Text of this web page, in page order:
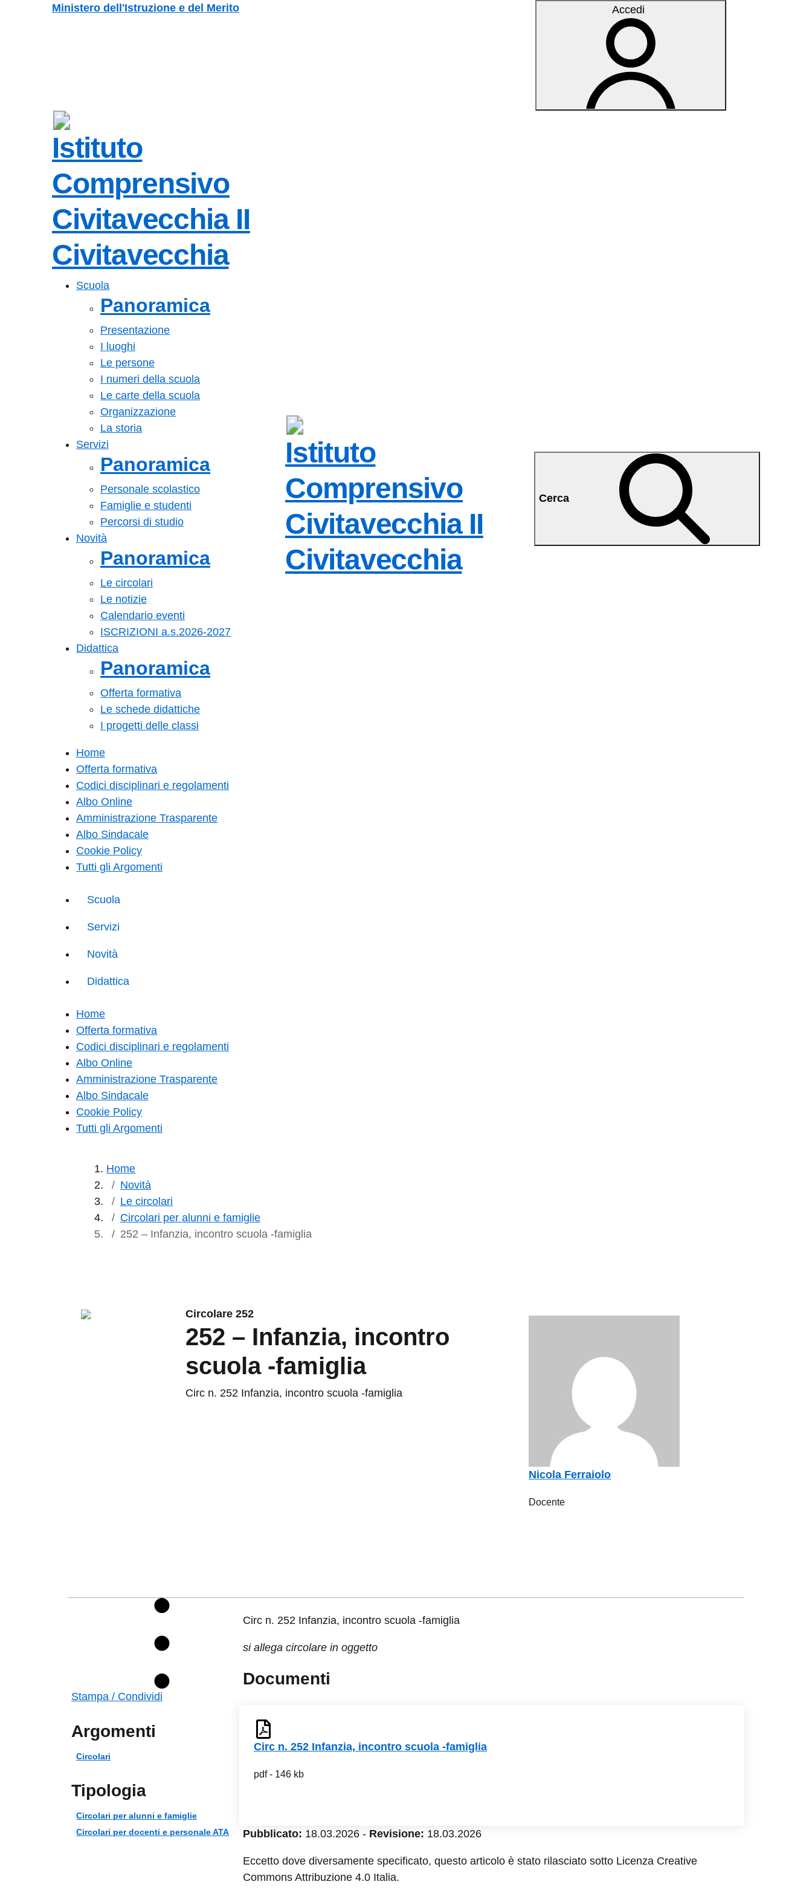
Vai ai contenuti
Vai al menu di navigazione
Vai al footerMinistero dell'Istruzione e del Merito Accedi
Istituto
Comprensivo
Civitavecchia II
Civitavecchia
Scuola
Panoramica
Presentazione
I luoghi
Le persone
I numeri della scuola
Le carte della scuola
Organizzazione
La storia
Servizi
Panoramica
Personale scolastico
Famiglie e studenti
Percorsi di studio
Novità
Panoramica
Le circolari
Le notizie
Calendario eventi
ISCRIZIONI a.s.2026-2027
Didattica
Panoramica
Offerta formativa
Le schede didattiche
I progetti delle classi
Home
Offerta formativa
Codici disciplinari e regolamenti
Albo Online
Amministrazione Trasparente
Albo Sindacale
Cookie Policy
Tutti gli Argomenti
Istituto
Comprensivo
Civitavecchia II
Civitavecchia
Cerca
Scuola
Servizi
Novità
Didattica
Home
Offerta formativa
Codici disciplinari e regolamenti
Albo Online
Amministrazione Trasparente
Albo Sindacale
Cookie Policy
Tutti gli Argomenti
Home
Novità
Le circolari
Circolari per alunni e famiglie
252 – Infanzia, incontro scuola -famiglia
Circolare 252
252 – Infanzia, incontro
scuola -famiglia
Circ n. 252 Infanzia, incontro scuola -famiglia
Nicola Ferraiolo
Docente
Circ n. 252 Infanzia, incontro scuola -famiglia
si allega circolare in oggetto
Documenti
Circ n. 252 Infanzia, incontro scuola -famiglia
pdf - 146 kb
Pubblicato: 18.03.2026 - Revisione: 18.03.2026
Eccetto dove diversamente specificato, questo articolo è stato rilasciato sotto Licenza Creative
Commons Attribuzione 4.0 Italia.
Stampa / Condividi
Argomenti
Circolari
Tipologia
Circolari per alunni e famiglie
Circolari per docenti e personale ATA